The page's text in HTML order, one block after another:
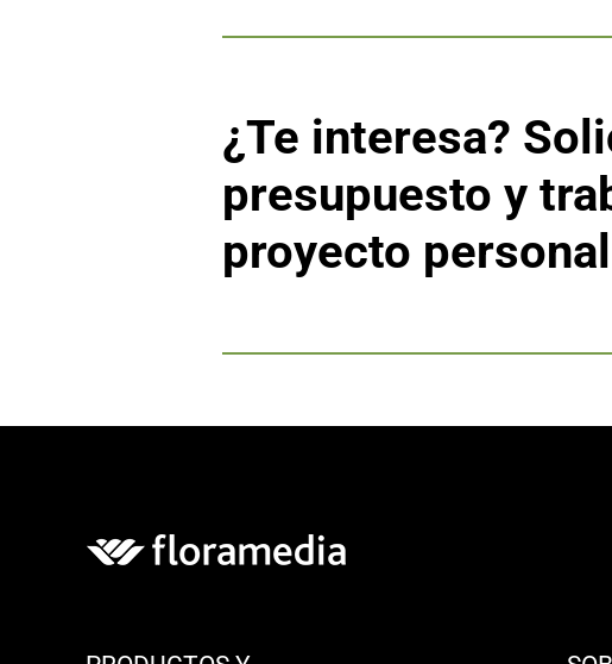
¿Te interesa?
presupuesto y
proyecto